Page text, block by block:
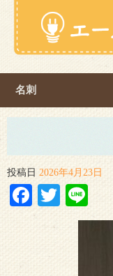
名刺
投稿日 2026年4月23日
Facebook
Twitter